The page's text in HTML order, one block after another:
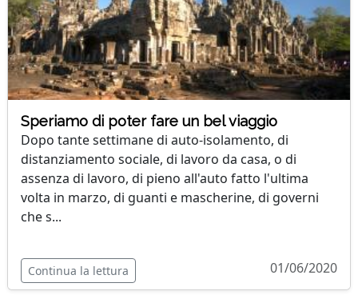
Speriamo di poter fare un bel viaggio
Dopo tante settimane di auto-isolamento, di
distanziamento sociale, di lavoro da casa, o di
assenza di lavoro, di pieno all'auto fatto l'ultima
volta in marzo, di guanti e mascherine, di governi
che s...
Continua la lettura 01/06/2020